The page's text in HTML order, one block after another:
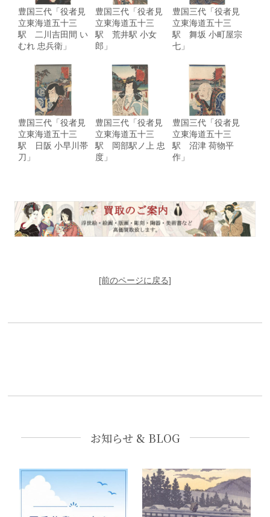
豊国三代「役者見
立東海道五十三
駅 二川吉田間 い
むれ 忠兵衛」
豊国三代「役者見
立東海道五十三
駅 荒井駅 小女
郎」
豊国三代「役者見
立東海道五十三
駅 舞坂 小町屋宗
七」
豊国三代「役者見
立東海道五十三
駅 日阪 小早川帯
刀」
豊国三代「役者見
立東海道五十三
駅 岡部駅ノ上 忠
度」
豊国三代「役者見
立東海道五十三
駅 沼津 荷物平
作」
[前のページに戻る]
お知らせ & BLOG